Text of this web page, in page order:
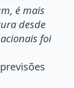
é mais
desde
foi